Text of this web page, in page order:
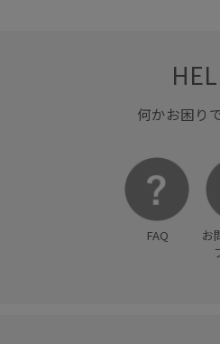
フロントボタン
リブ編み レー
女性らしいスタイル 快適
毛玉になりにくい 細
何かお困り
FAQ
お